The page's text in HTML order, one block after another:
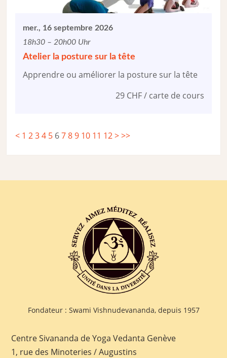
mer., 16 septembre 2026
18h30 – 20h00 Uhr
Atelier la posture sur la tête
Apprendre ou améliorer la posture sur la tête
29 CHF / carte de cours
< 1 234 5 6789 10 11 12>>>
Fondateur : Swami Vishnudevananda, depuis 1957
Centre Sivananda de Yoga Vedanta Genève
1, rue des Minoteries / Augustins